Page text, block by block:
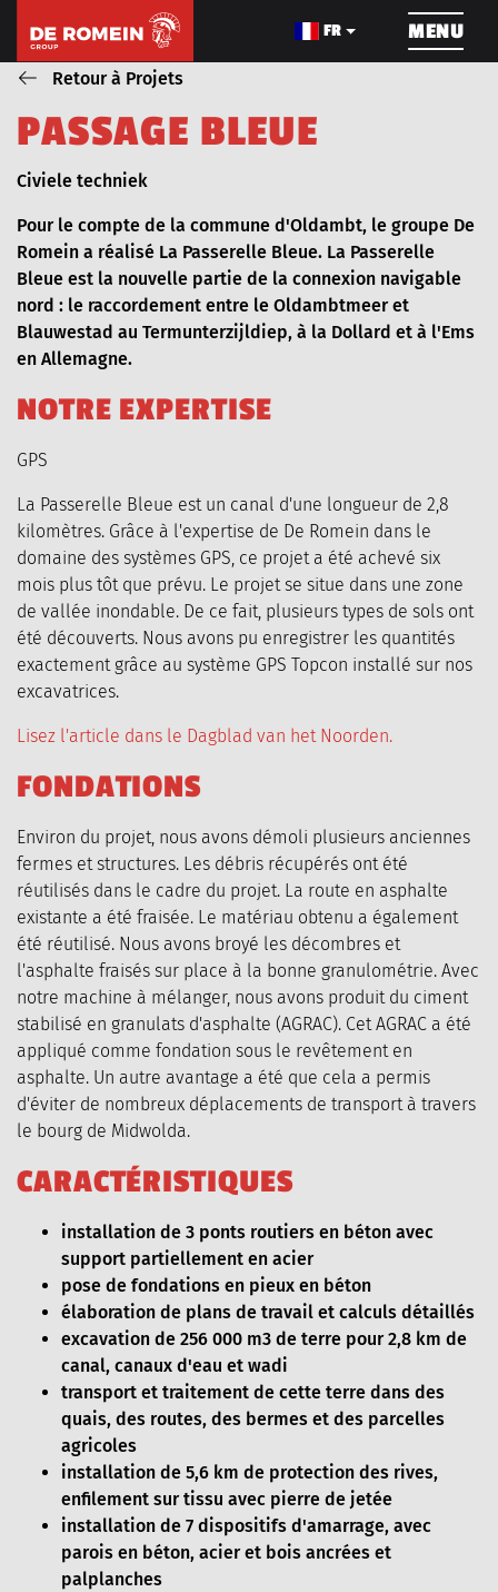
FR MENU
CONSTRUCTION DE
PIPELINE
LE CÂBLAGE
À PROPOS DE NOUS PROJETS
LES MACHINES
MERCHANDISE CONTACT
Retour à Projets
PASSAGE BLEUE
Blog_field_Dienst
Civiele techniek
Pour le compte de la commune d'Oldambt, le groupe De
Romein a réalisé La Passerelle Bleue. La Passerelle
Bleue est la nouvelle partie de la connexion navigable
nord : le raccordement entre le Oldambtmeer et
Blauwestad au Termunterzijldiep, à la Dollard et à l'Ems
en Allemagne.
NOTRE EXPERTISE
GPS
La Passerelle Bleue est un canal d'une longueur de 2,8
kilomètres. Grâce à l'expertise de De Romein dans le
domaine des systèmes GPS, ce projet a été achevé six
mois plus tôt que prévu. Le projet se situe dans une zone
de vallée inondable. De ce fait, plusieurs types de sols ont
été découverts. Nous avons pu enregistrer les quantités
exactement grâce au système GPS Topcon installé sur nos
excavatrices.
Lisez l'article dans le Dagblad van het Noorden.
FONDATIONS
Environ du projet, nous avons démoli plusieurs anciennes
fermes et structures. Les débris récupérés ont été
réutilisés dans le cadre du projet. La route en asphalte
existante a été fraisée. Le matériau obtenu a également
été réutilisé. Nous avons broyé les décombres et
l'asphalte fraisés sur place à la bonne granulométrie. Avec
notre machine à mélanger, nous avons produit du ciment
stabilisé en granulats d'asphalte (AGRAC). Cet AGRAC a été
appliqué comme fondation sous le revêtement en
asphalte. Un autre avantage a été que cela a permis
d'éviter de nombreux déplacements de transport à travers
le bourg de Midwolda.
CARACTÉRISTIQUES
installation de 3 ponts routiers en béton avec
support partiellement en acier
pose de fondations en pieux en béton
élaboration de plans de travail et calculs détaillés
excavation de 256 000 m3 de terre pour 2,8 km de
canal, canaux d'eau et wadi
transport et traitement de cette terre dans des
quais, des routes, des bermes et des parcelles
agricoles
installation de 5,6 km de protection des rives,
enfilement sur tissu avec pierre de jetée
installation de 7 dispositifs d'amarrage, avec
parois en béton, acier et bois ancrées et
palplanches